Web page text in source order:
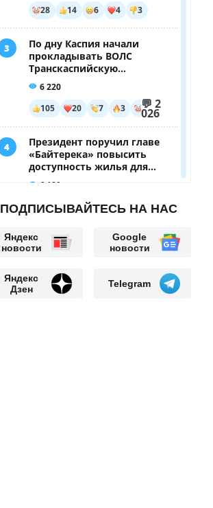
ПОДПИСЫВАЙТЕСЬ НА НАС
Яндекс
новости
Google
новости
Яндекс
Дзен
Telegram